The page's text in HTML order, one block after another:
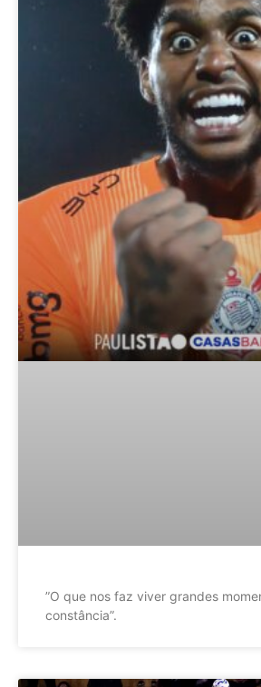
”O que nos faz viver grandes
constância”.